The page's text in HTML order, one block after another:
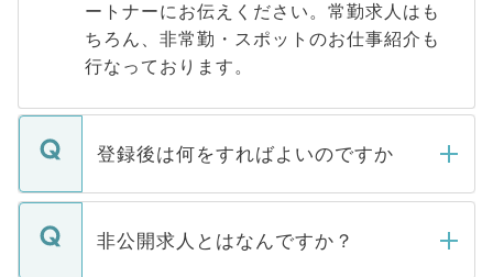
ートナーにお伝えください。常勤求人はも
ちろん、非常勤・スポットのお仕事紹介も
行なっております。
登録後は何をすればよいのですか
ご登録いただきましたら、弊社担当者がご
登録内容を確認し、その後メールもしくは
非公開求人とはなんですか？